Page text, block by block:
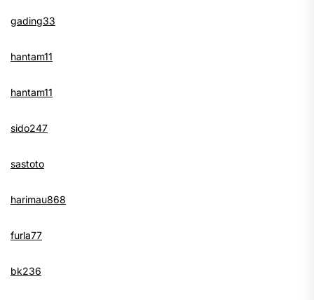
gading33
hantam11
hantam11
sido247
sastoto
harimau868
furla77
bk236